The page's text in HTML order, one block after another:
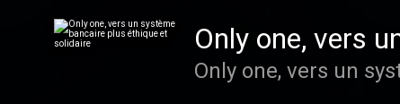
Only one, vers
Only one, vers un